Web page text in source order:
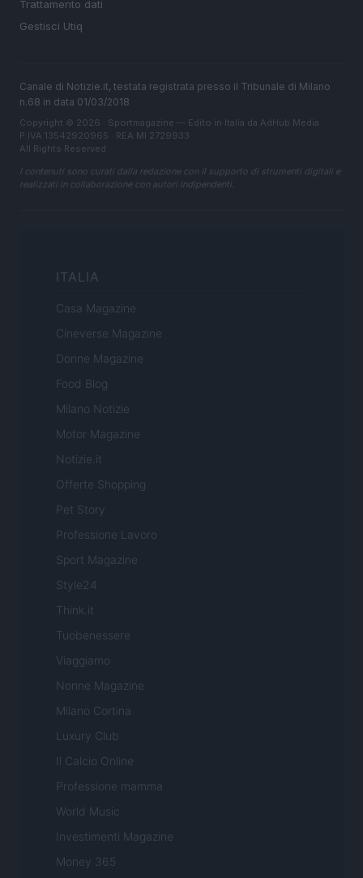
Trattamento dati
Gestisci Utiq
Canale di Notizie.it, testata registrata presso il Tribunale di Milano
n.68 in data 01/03/2018
Copyright © 2026 · Sportmagazine — Edito in Italia da AdHub Media
P.IVA 13542920965 · REA MI 2729933
All Rights Reserved
I contenuti sono curati dalla redazione con il supporto di strumenti digitali e
realizzati in collaborazione con autori indipendenti.
ITALIA
Casa Magazine
Cineverse Magazine
Donne Magazine
Food Blog
Milano Notizie
Motor Magazine
Notizie.it
Offerte Shopping
Pet Story
Professione Lavoro
Sport Magazine
Style24
Think.it
Tuobenessere
Viaggiamo
Nonne Magazine
Milano Cortina
Luxury Club
Il Calcio Online
Professione mamma
World Music
Investimenti Magazine
Money 365